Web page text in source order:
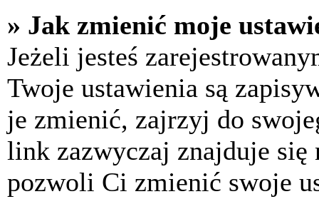
» Jak zmienić moje
Jeżeli jesteś
Twoje ustawienia są
je zmienić, zajrzyj do
link zazwyczaj znajduje się
pozwoli Ci zmienić swoje